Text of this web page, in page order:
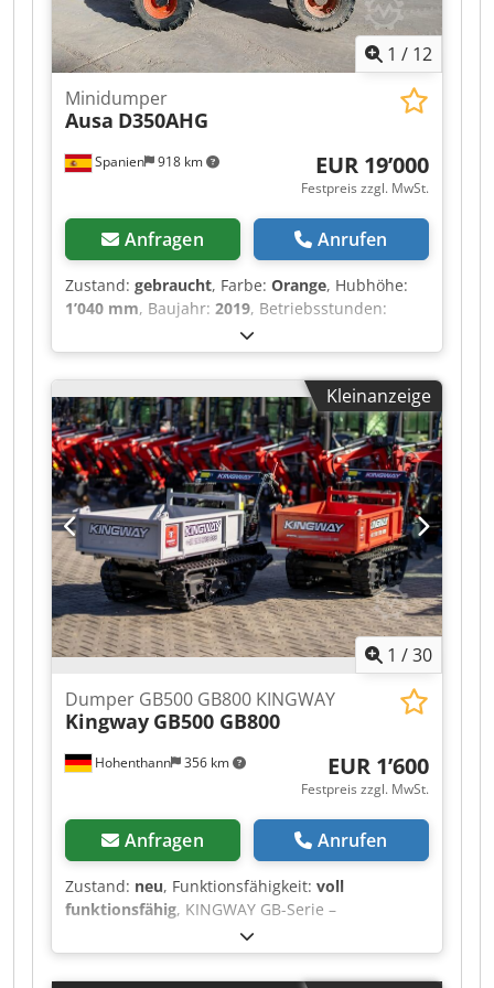
1 / 12
Spanien 918 km
Minidumper
Ausa D350AHG
EUR 19’000
Festpreis zzgl. MwSt.
Anfragen Anrufen
Zustand: gebraucht, Farbe: Orange, Hubhöhe:
1’040 mm, Baujahr: 2019, Betriebsstunden:
, Verwendungszweck: Bergbau Dkedpfx
Ajymmhajaver Leergewicht: 2.780 kg Zuladung:
3.500 kg zGG: 6.280 kg Abmessungen (L x B x H):
412 x 186 x 296 cm Motortyp: Kubota Kubota
Kleinanzeige
1 /30
Hohenthann 356 km
Dumper GB500 GB800 KINGWAY
Kingway GB500 GB800
EUR 1’600
Festpreis zzgl. MwSt.
Anfragen Anrufen
Zustand: neu, Funktionsfähigkeit: voll
funktionsfähig, KINGWAY GB-Serie –
Professionelle Kettendumper für anspruchsvolle
Einsätze Die Kettendumper KINGWAY GB800 und
KINGWAY GB500 wurden entwickelt, um den